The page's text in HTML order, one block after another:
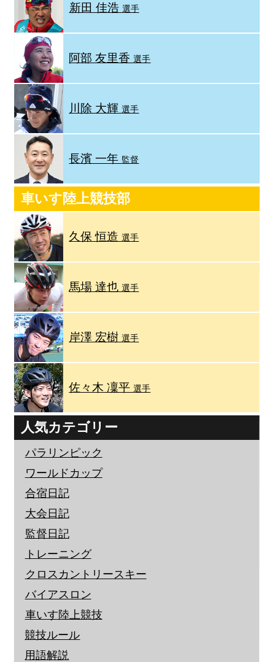
新田 佳浩 選手
阿部 友里香選手
川除 大輝選手
長濱 一年 監督
車いす陸上競技部
久保 恒造選手
馬場 達也選手
岸澤 宏樹選手
佐々木 凜平選手
人気カテゴリー
パラリンピック
ワールドカップ
合宿日記
大会日記
監督日記
トレーニング
クロスカントリースキー
バイアスロン
車いす陸上競技
競技ルール
用語解説